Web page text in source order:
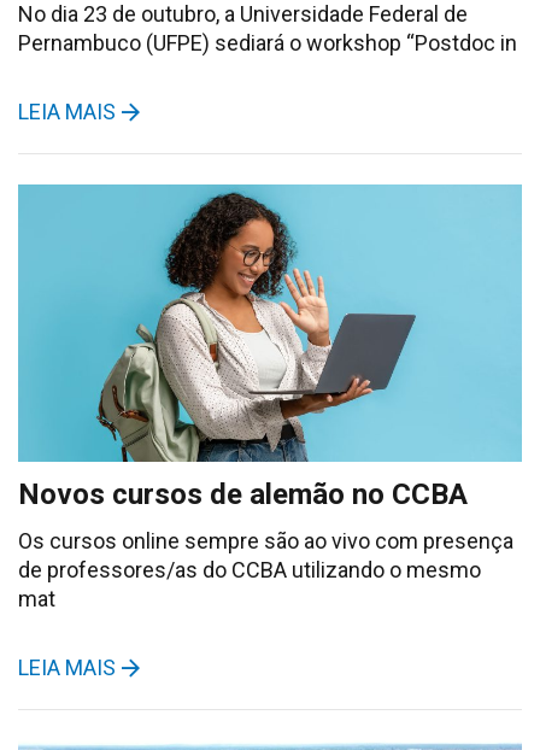
No dia 23 de outubro, a Universidade Federal de
Pernambuco (UFPE) sediará o workshop “Postdoc in
LEIA MAIS
Novos cursos de alemão no CCBA
Os cursos online sempre são ao vivo com presença
de professores/as do CCBA utilizando o mesmo
mat
LEIA MAIS